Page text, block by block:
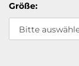
Größe: